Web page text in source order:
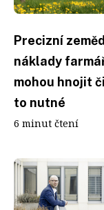
Precizní
náklady
mohou hnojit
to nutné
6 minut čtení